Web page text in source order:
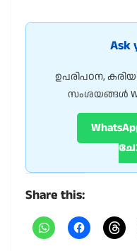
Ask
ഉപരിപഠന,
സംശയങ്ങൾ
Share this: